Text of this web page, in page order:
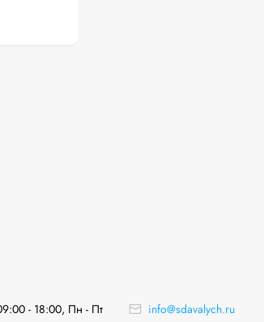
- 18:00, Пн - Пт info@sdavalych.ru